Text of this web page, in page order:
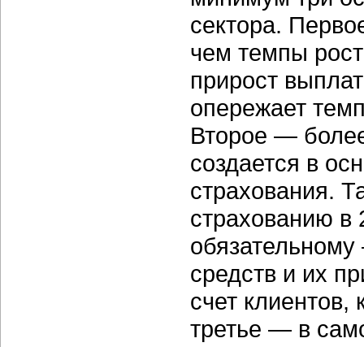
сектора.
чем темпы
прирост
опережает
Второе —
создается в
страхования.
страхованию в
средств и их
счет
третье — в